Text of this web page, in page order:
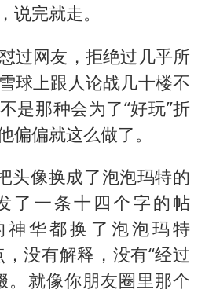
“开学三件套”全线暴涨
总书记点赞的非遗苗绣焕发新生机
说完就走。
过网友，拒绝过几乎所
球上跟人论战几十楼不
是那种会为了“好玩”折
偏偏就这么做了。
头像换成了泡泡玛特的
了一条十四个字的帖
神华都换了泡泡玛特
没有解释，没有“经过
。就像你朋友圈里那个